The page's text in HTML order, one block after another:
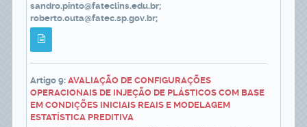
sandro.pinto@fateclins.edu.br;
roberto.outa@fatec.sp.gov.br;
Artigo 9: AVALIAÇÃO DE CONFIGURAÇÕES
OPERACIONAIS DE INJEÇÃO DE PLÁSTICOS COM BASE
EM CONDIÇÕES INICIAIS REAIS E MODELAGEM
ESTATÍSTICA PREDITIVA